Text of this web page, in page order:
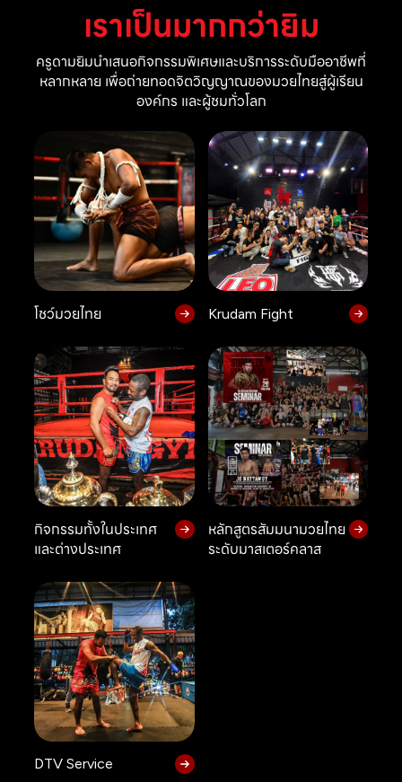
เราเป็นมากกว่ายิม
ครูดามยิมนำเสนอกิจกรรมพิเศษและบริการระดับมืออาชีพที่
หลากหลาย เพื่อถ่ายทอดจิตวิญญาณของมวยไทยสู่ผู้เรียน
องค์กร และผู้ชมทั่วโลก
โชว์มวยไทย Krudam Fight
กิจกรรมทั้งในประเทศ
และต่างประเทศ
หลักสูตรสัมมนามวยไทย
ระดับมาสเตอร์คลาส
DTV Service